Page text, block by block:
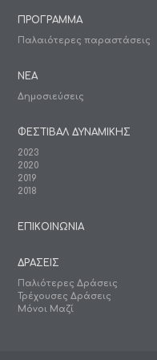
ΠΡΟΓΡΑΜΜΑ
Παλαιότερες παραστάσεις
ΝΕΑ
Δημοσιεύσεις
ΦΕΣΤΙΒΑΛ ΔΥΝΑΜΙΚΗΣ
2023
2020
2019
2018
ΕΠΙΚΟΙΝΩΝΙΑ
ΔΡΑΣΕΙΣ
Παλιότερες Δράσεις
Τρέχουσες Δράσεις
Μόνοι Μαζί